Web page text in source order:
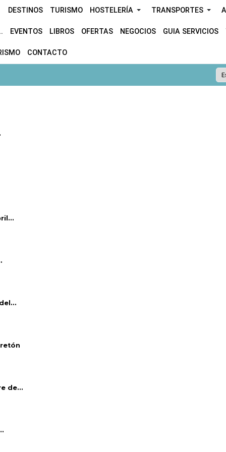
DESTINOS TURISMO HOSTELERÍA TRANSPORTES
EVENTOS LIBROS OFERTAS NEGOCIOS GUIA SERVICIOS
CONTACTO
de...